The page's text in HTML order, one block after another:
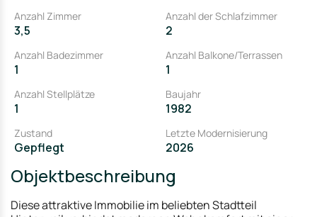
Anzahl Zimmer
3,5
Anzahl der Schlafzimmer
2
Anzahl Badezimmer
1
Anzahl Balkone/Terrassen
1
Anzahl Stellplätze
1
Baujahr
1982
Zustand
Gepflegt
Letzte Modernisierung
2026
Objektbeschreibung
Diese attraktive Immobilie im beliebten Stadtteil